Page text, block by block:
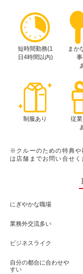
短時間勤務(1
日4時間以内)
まか
制服あり
従
※クルーのための特典や
は店舗までお問い合せく
にぎやかな職場
業務外交流多い
ビジネスライク
自分の都合に合わせや
すい